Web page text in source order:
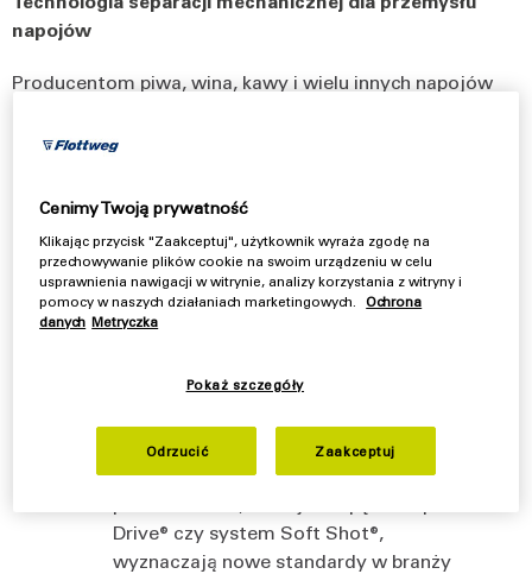
napojów
Producentom piwa, wina, kawy i wielu innych napojów
musi stawić czoła tym samym wyzwaniom bez względu
herbatę.
Konkurencja
Firma Flottweg umożliwia rozwiązanie
która zapewnia maksymalną wydajność
Oferowane przez firmę Flottweg
zaawansowane technologie specjalnego
Drive® czy system Soft Shot®,
wyznaczają nowe standardy w branży
Cenimy Twoją prywatność
Klikając przycisk "Zaakceptuj", użytkownik wyraża zgodę na
przechowywanie plików cookie na swoim urządzeniu w celu
usprawnienia nawigacji w witrynie, analizy korzystania z witryny i
pomocy w naszych działaniach marketingowych.
Ochrona
danych Metryczka
Pokaż szczegóły
Odrzucić Zaakceptuj